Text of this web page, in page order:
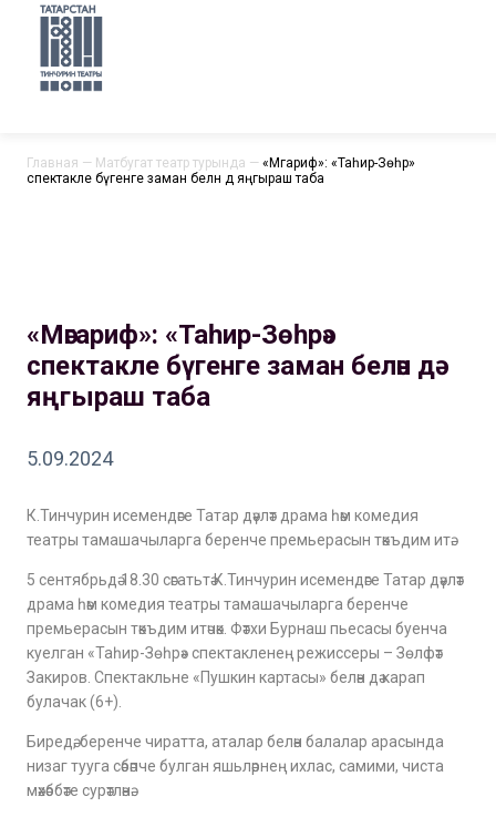
Главная — Матбугат театр турында — «Мәгариф»: «Таһир-Зөһрә»
спектакле бүгенге заман белән дә яңгыраш таба
«Мәгариф»: «Таһир-Зөһрә»
спектакле бүгенге заман белән дә
яңгыраш таба
5.09.2024
К.Тинчурин исемендәге Татар дәүләт драма һәм комедия
театры тамашачыларга беренче премьерасын тәкъдим итә.
5 сентябрьдә 18.30 сәгатьтә К.Тинчурин исемендәге Татар дәүләт
драма һәм комедия театры тамашачыларга беренче
премьерасын тәкъдим итәчәк. Фәтхи Бурнаш пьесасы буенча
куелган «Таһир-Зөһрә» спектакленең режиссеры – Зөлфәт
Закиров. Спектакльне «Пушкин картасы» белән дә карап
булачак (6+).
Биредә, беренче чиратта, аталар белән балалар арасында
низаг тууга сәбәпче булган яшьләрнең ихлас, самими, чиста
мәхәббәте сурәтләнә.